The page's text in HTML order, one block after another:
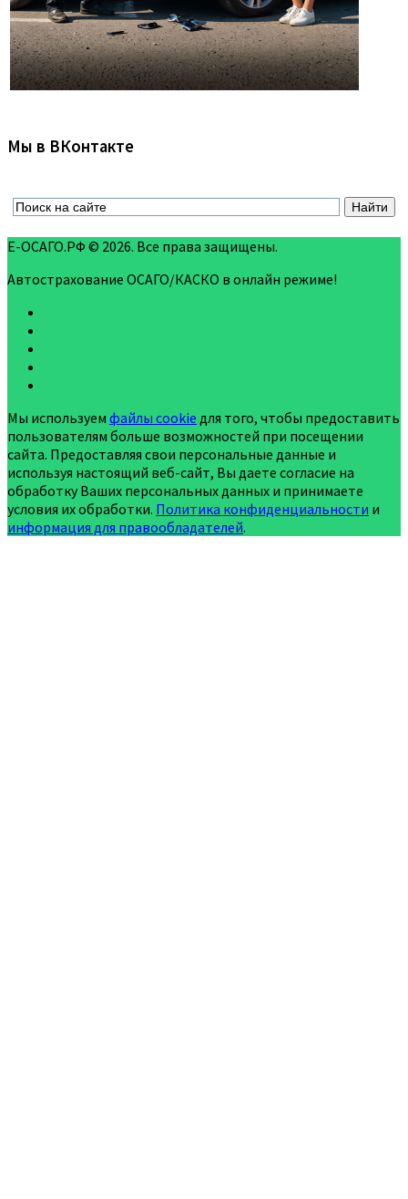
Мы в ВКонтакте
Е-ОСАГО.РФ © 2026. Все права защищены.
Автострахование ОСАГО/КАСКО в онлайн режиме!
Мы используем файлы cookie для того, чтобы предоставить
пользователям больше возможностей при посещении
сайта. Предоставляя свои персональные данные и
используя настоящий веб-сайт, Вы даете согласие на
обработку Ваших персональных данных и принимаете
условия их обработки. Политика конфиденциальности и
информация для правообладателей.